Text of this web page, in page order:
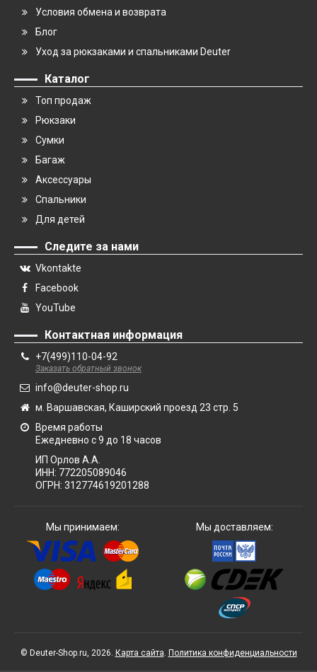
Условия обмена и возврата
Блог
Уход за рюкзаками и спальниками Deuter
Каталог
Топ продаж
Рюкзаки
Сумки
Багаж
Аксессуары
Спальники
Для детей
Следите за нами
Vkontakte
Facebook
YouTube
Контактная информация
+7(499)110-04-92
Заказать обратный звонок
info@deuter-shop.ru
м. Варшавская, Каширский проезд 23 стр. 5
Время работы
Ежедневно с 9 до 18 часов
ИП Орлов А.А.
ИНН: 772205089046
ОГРН: 312774619201288
Мы принимаем: Мы доставляем:
© Deuter-Shop.ru, 2026. Карта сайта. Политика конфиденциальности